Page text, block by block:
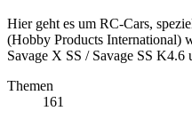
Hier geht es um RC-Cars,
(Hobby Products International)
Savage X SS / Savage SS K4.6
Themen
161